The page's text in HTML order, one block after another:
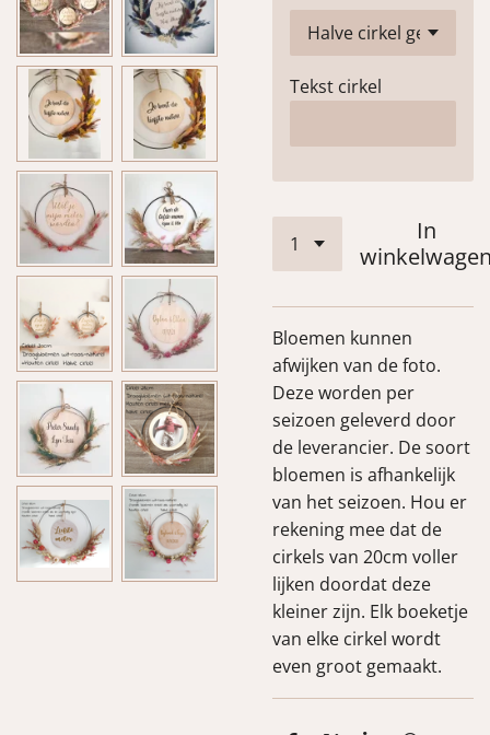
Tekst cirkel
In
Bloemen kunnen
afwijken van de foto.
Deze worden per
seizoen geleverd door
de leverancier. De soort
bloemen is afhankelijk
van het seizoen. Hou er
rekening mee dat de
cirkels van 20cm voller
lijken doordat deze
kleiner zijn. Elk boeketje
van elke cirkel wordt
even groot gemaakt.